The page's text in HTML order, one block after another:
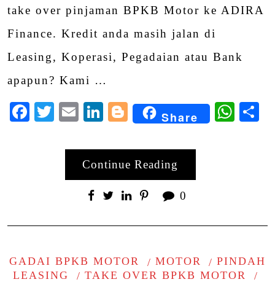
take over pinjaman BPKB Motor ke ADIRA
Finance. Kredit anda masih jalan di
Leasing, Koperasi, Pegadaian atau Bank
apapun? Kami …
Facebook
Twitter
EmailLinkedIn
Blogger
Share
Continue Reading
0
GADAI BPKB MOTOR MOTOR
PINDAH
LEASING
TAKE OVER BPKB MOTOR